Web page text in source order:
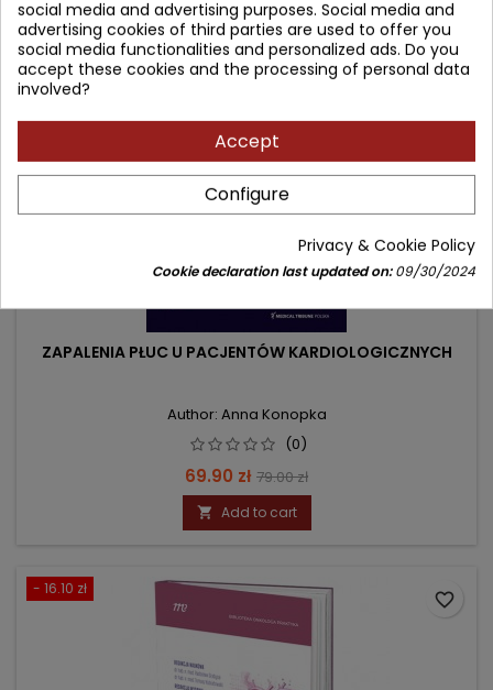
- 9.10 zł
ZAPALENIA PŁUC U PACJENTÓW KARDIOLOGICZNYCH
Author: Anna Konopka
(0)
Price
69.90 zł Regular
price
79.00 zł
 Add to cart
favorite_border
- 16.10 zł
favorite_border
social media and advertising purposes. Social media and
advertising cookies of third parties are used to offer you
social media functionalities and personalized ads. Do you
accept these cookies and the processing of personal data
involved?
Accept
Configure
Privacy & Cookie Policy
Cookie declaration last updated on:09/30/2024